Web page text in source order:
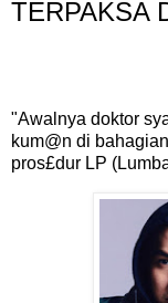
TERPAKSA
"Awalnya doktor
kum@n di
pros£dur LP